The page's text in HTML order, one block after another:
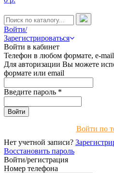
Войти/
Зарегистрироваться
Войти в кабинет
Телефон в любом формате, e-
Для авторизации Вы можете
формате или email
Введите пароль *
Войти по
Нет учетной записи?
Восстановить пароль
Войти/регистрация
Номер телефона